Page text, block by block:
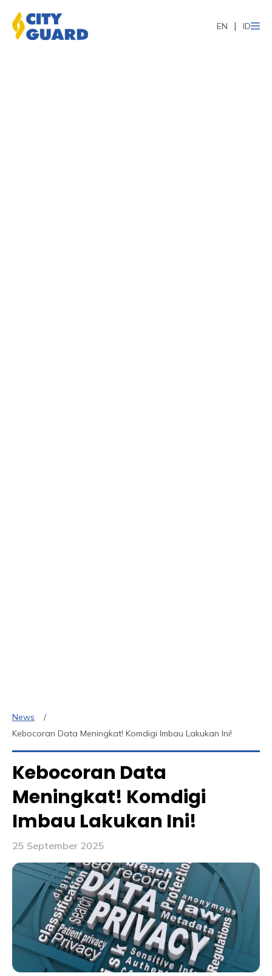
EN ID
News
Kebocoran Data Meningkat! Komdigi Imbau Lakukan Ini!
Kebocoran Data
Meningkat! Komdigi
Imbau Lakukan Ini!
25 September 2025